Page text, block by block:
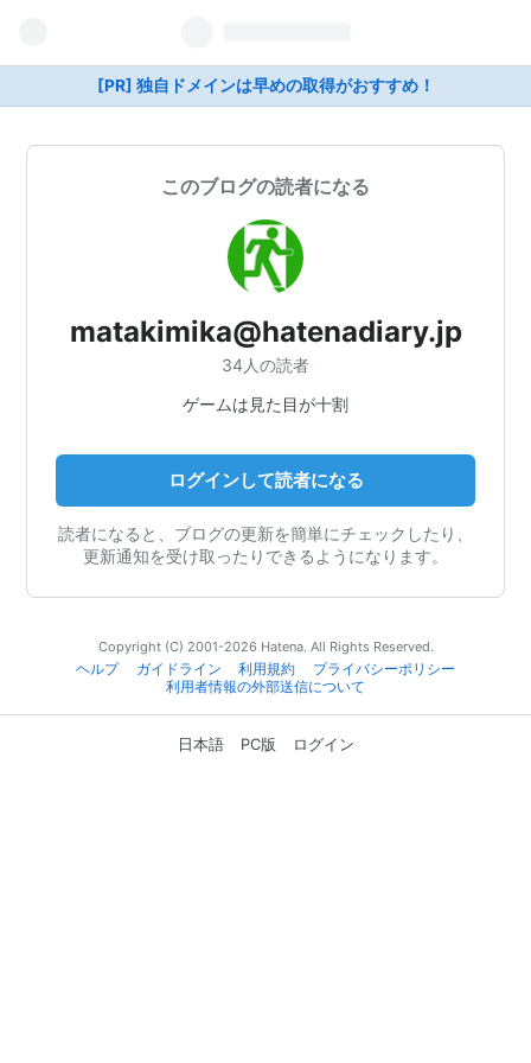
[PR] 独自ドメインは早めの取得がおすすめ！
このブログの読者になる
matakimika@hatenadiary.jp
34人の読者
ゲームは見た目が十割
ログインして読者になる
読者になると、ブログの更新を簡単にチェックしたり、
更新通知を受け取ったりできるようになります。
Copyright (C) 2001-2026 Hatena. All Rights Reserved.
ヘルプ
ガイドライン 利用規約
プライバシーポリシー
利用者情報の外部送信について
日本語 PC版 ログイン